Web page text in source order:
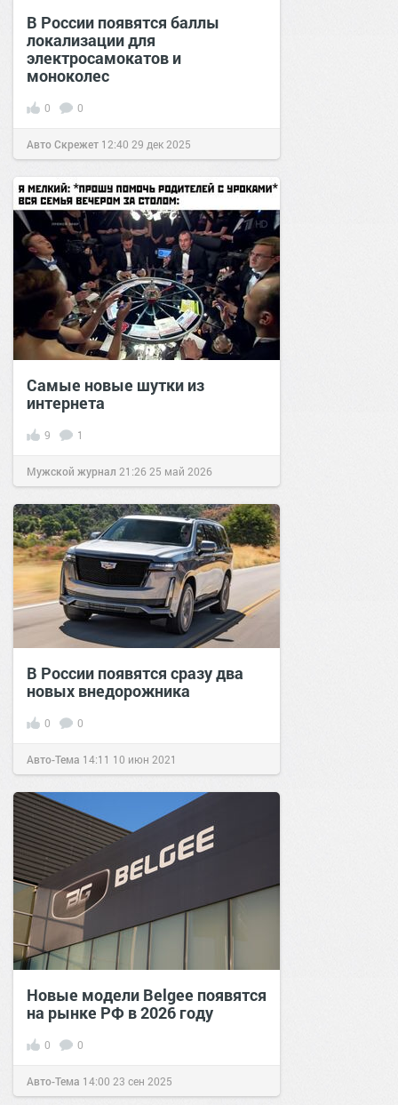
В России появятся баллы
локализации для
электросамокатов и
моноколес
0 0
Авто Скрежет 12:40 29 дек 2025
Самые новые шутки из
интернета
9 1
Мужской журнал 21:2625 май 2026
В России появятся сразу два
новых внедорожника
0 0
Авто-Тема 14:11 10 июн 2021
Новые модели Belgee появятся
на рынке РФ в 2026 году
0 0
Авто-Тема 14:00 23 сен 2025